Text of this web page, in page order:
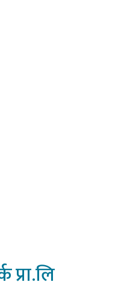
प्रा.लि